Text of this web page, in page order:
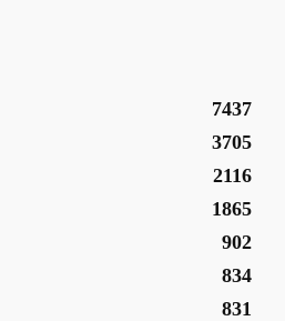
7437
3705
2116
1865
902
834
831